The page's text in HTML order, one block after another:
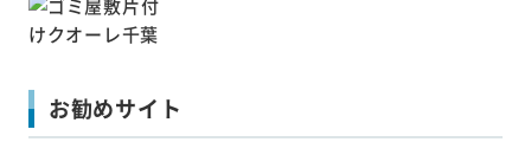
お勧めサイト